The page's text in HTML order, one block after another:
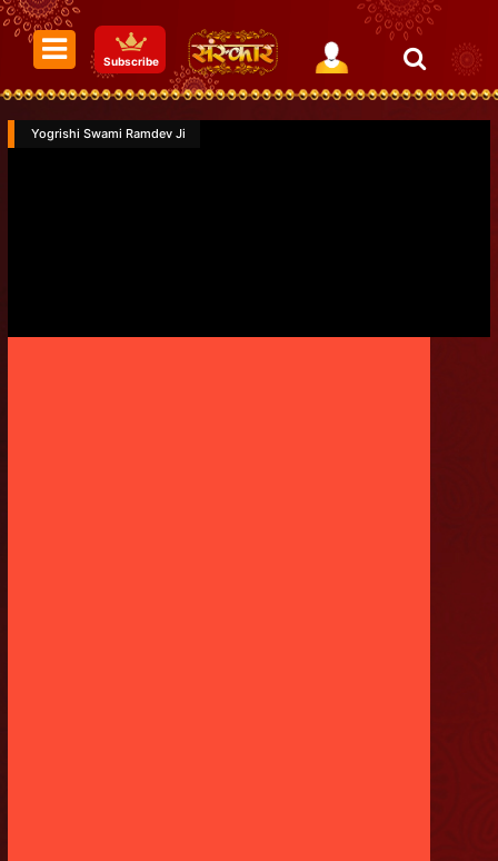
Subscribe
Yogrishi Swami Ramdev Ji